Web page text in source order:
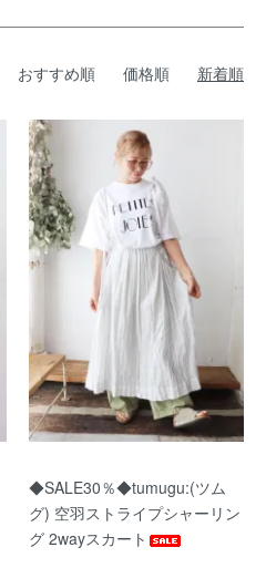
おすすめ順 価格順 新着順
◆SALE30％◆tumugu:(ツム
グ) 空羽ストライプシャーリン
グ 2wayスカート